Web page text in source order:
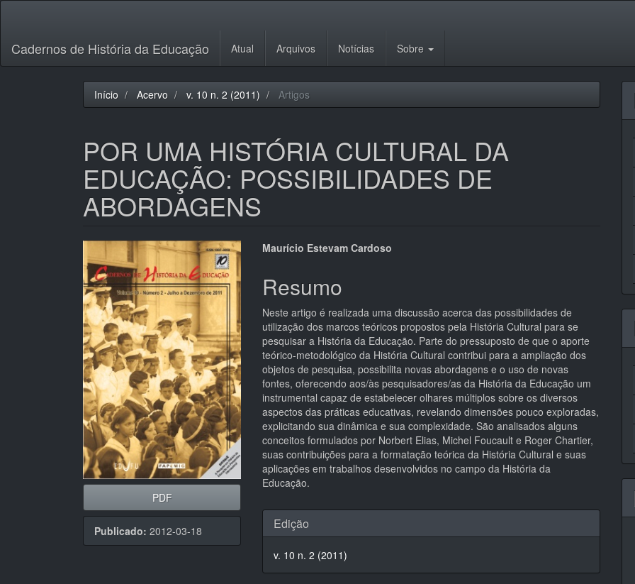
principal
Barra
Cadernos de História da Educação Atual Arquivos Notícias Sobre
Início Acervo v. 10 n. 2 (2011) Artigos
POR UMA HISTÓRIA CULTURAL DA
EDUCAÇÃO: POSSIBILIDADES DE
ABORDAGENS
Barra
lateral
de
artigos
PDF
Publicado: 2012-03-18
Conteúdo
do
artigo
principal
Maurício Estevam Cardoso
Resumo
Neste artigo é realizada uma discussão acerca das possibilidades de
utilização dos marcos teóricos propostos pela História Cultural para se
pesquisar a História da Educação. Parte do pressuposto de que o aporte
teórico-metodológico da História Cultural contribui para a ampliação dos
objetos de pesquisa, possibilita novas abordagens e o uso de novas
fontes, oferecendo aos/às pesquisadores/as da História da Educação um
instrumental capaz de estabelecer olhares múltiplos sobre os diversos
aspectos das práticas educativas, revelando dimensões pouco exploradas,
explicitando sua dinâmica e sua complexidade. São analisados alguns
conceitos formulados por Norbert Elias, Michel Foucault e Roger Chartier,
suas contribuições para a formatação teórica da História Cultural e suas
aplicações em trabalhos desenvolvidos no campo da História da
Educação.
Detalhes
do
artigo
Edição
v. 10 n. 2 (2011)